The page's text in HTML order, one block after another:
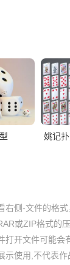
姚记
右侧-文件的格
或ZIP格式的
打开文件可能会
示使用,不代表